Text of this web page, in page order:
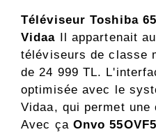
Téléviseur Toshiba
Vidaa Il appartenait
téléviseurs de classe
de 24 999 TL.
optimisée avec le
Vidaa, qui permet une
Avec ça Onvo